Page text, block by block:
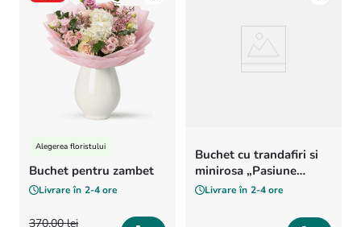
Alegerea floristului
Buchet pentru zambet
Livrare în 2-4 ore
370,00 lei
Buchet cu trandafiri si
minirosa „Pasiune
pentru flori”
Livrare în 2-4 ore